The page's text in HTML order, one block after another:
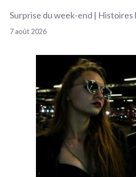
Surprise du week-end | Histoires
7 août 2026